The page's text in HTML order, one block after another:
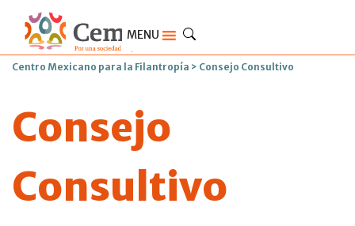
MENU
Centro Mexicano para la Filantropía > Consejo Consultivo
Consejo
Consultivo